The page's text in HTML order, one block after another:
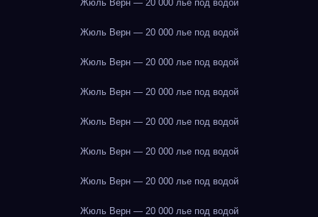
Жюль Верн — 20 000 лье под водой
Жюль Верн — 20 000 лье под водой
Жюль Верн — 20 000 лье под водой
Жюль Верн — 20 000 лье под водой
Жюль Верн — 20 000 лье под водой
Жюль Верн — 20 000 лье под водой
Жюль Верн — 20 000 лье под водой
Жюль Верн — 20 000 лье под водой